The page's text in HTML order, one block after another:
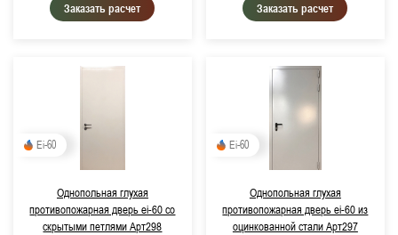
RAL 1015, Светлая слоновая кость
Заказать расчет Заказать расчет
Ei-60
Однопольная глухая
противопожарная дверь ei-60 со
скрытыми петлями Арт298
Ei-60
Однопольная глухая
противопожарная дверь ei-60 из
оцинкованной стали Арт297